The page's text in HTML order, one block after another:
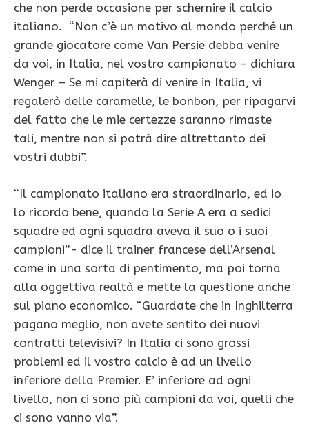
che non perde occasione per schernire il calcio
italiano. “Non c’è un motivo al mondo perché un
grande giocatore come Van Persie debba venire
da voi, in Italia, nel vostro campionato – dichiara
Wenger – Se mi capiterà di venire in Italia, vi
regalerò delle caramelle, le bonbon, per ripagarvi
del fatto che le mie certezze saranno rimaste
tali, mentre non si potrà dire altrettanto dei
vostri dubbi”.
“Il campionato italiano era straordinario, ed io
lo ricordo bene, quando la Serie A era a sedici
squadre ed ogni squadra aveva il suo o i suoi
campioni”- dice il trainer francese dell’Arsenal
come in una sorta di pentimento, ma poi torna
alla oggettiva realtà e mette la questione anche
sul piano economico. “Guardate che in Inghilterra
pagano meglio, non avete sentito dei nuovi
contratti televisivi? In Italia ci sono grossi
problemi ed il vostro calcio è ad un livello
inferiore della Premier. E’ inferiore ad ogni
livello, non ci sono più campioni da voi, quelli che
ci sono vanno via”.